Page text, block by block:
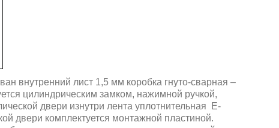
внутренний лист 1,5 мм коробка гнуто-сварная –
цилиндрическим замком, нажимной ручкой,
двери изнутри лента уплотнительная Е-
двери комплектуется монтажной пластиной.